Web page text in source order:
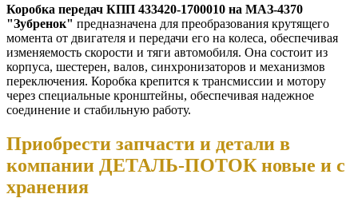
Коробка передач КПП 433420-1700010 на МАЗ-4370
"Зубренок" предназначена для преобразования крутящего
момента от двигателя и передачи его на колеса, обеспечивая
изменяемость скорости и тяги автомобиля. Она состоит из
корпуса, шестерен, валов, синхронизаторов и механизмов
переключения. Коробка крепится к трансмиссии и мотору
через специальные кронштейны, обеспечивая надежное
соединение и стабильную работу.
Приобрести запчасти и детали в
компании ДЕТАЛЬ-ПОТОК новые и с
хранения